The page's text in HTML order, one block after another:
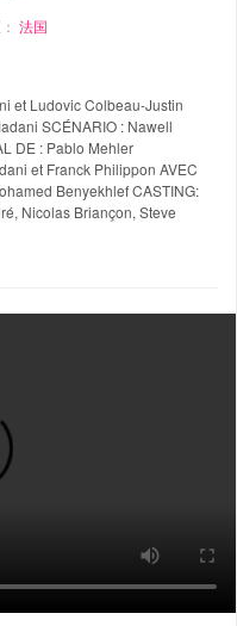
：法国
et Ludovic Colbeau-Justin
SCÉNARIO : Nawell
DE : Pablo Mehler
et Franck Philippon AVEC
Benyekhlef CASTING:
Nicolas Briançon, Steve